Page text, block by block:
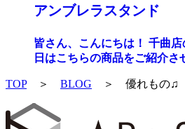
アンブレラスタンド
皆さん、こんにちは！ 千曲
日はこちらの商品をご紹介さ
TOP＞ BLOG ＞ 優れもの♫